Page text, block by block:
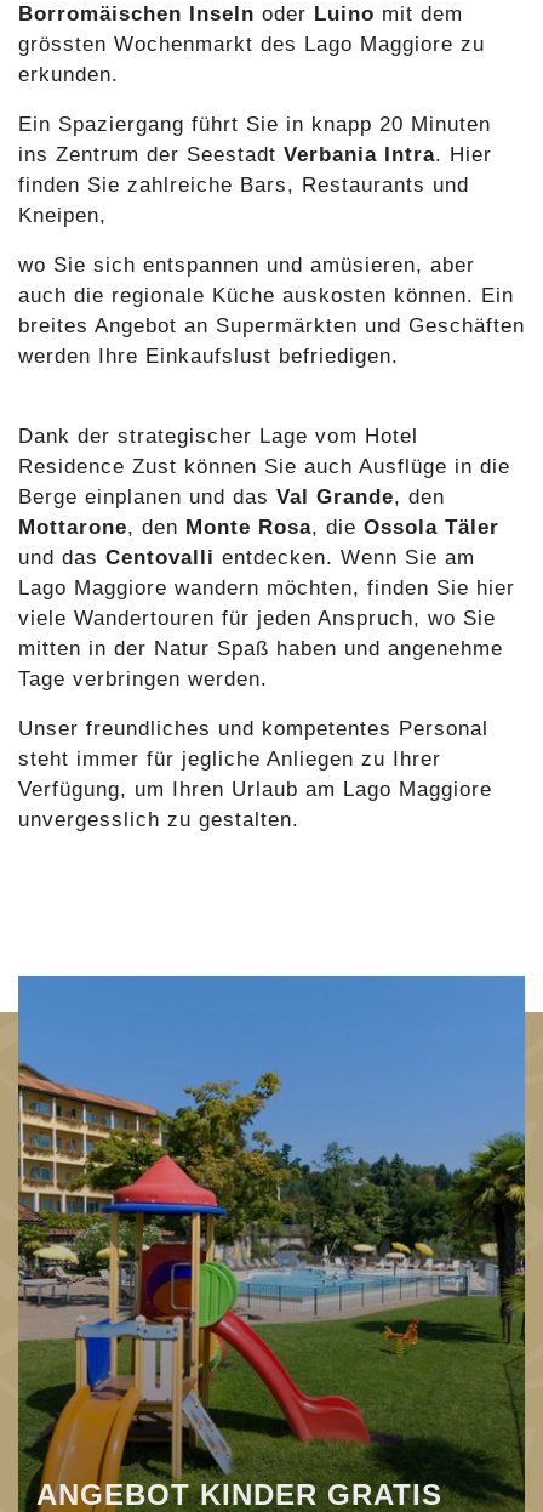
Borromäischen Inseln oder Luino mit dem
grössten Wochenmarkt des Lago Maggiore zu
erkunden.
Ein Spaziergang führt Sie in knapp 20 Minuten
ins Zentrum der Seestadt Verbania Intra. Hier
finden Sie zahlreiche Bars, Restaurants und
Kneipen,
wo Sie sich entspannen und amüsieren, aber
auch die regionale Küche auskosten können. Ein
breites Angebot an Supermärkten und Geschäften
werden Ihre Einkaufslust befriedigen.
Dank der strategischer Lage vom Hotel
Residence Zust können Sie auch Ausflüge in die
Berge einplanen und das Val Grande, den
Mottarone, den Monte Rosa, die Ossola Täler
und das Centovalli entdecken. Wenn Sie am
Lago Maggiore wandern möchten, finden Sie hier
viele Wandertouren für jeden Anspruch, wo Sie
mitten in der Natur Spaß haben und angenehme
Tage verbringen werden.
Unser freundliches und kompetentes Personal
steht immer für jegliche Anliegen zu Ihrer
Verfügung, um Ihren Urlaub am Lago Maggiore
unvergesslich zu gestalten.
ANGEBOT KINDER GRATIS